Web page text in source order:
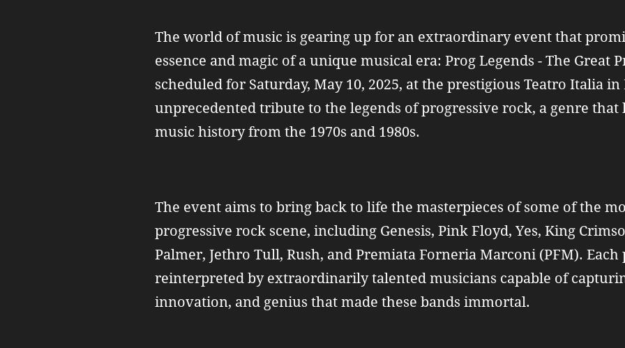
The world of music is gearing up for an extraordinary event that
essence and magic of a unique musical era: Prog Legends - The Great
scheduled for Saturday, May 10, 2025, at the prestigious Teatro Italia
unprecedented tribute to the legends of progressive rock, a genre that
music history from the 1970s and 1980s.
The event aims to bring back to life the masterpieces of some of the
progressive rock scene, including Genesis, Pink Floyd, Yes, King
Palmer, Jethro Tull, Rush, and Premiata Forneria Marconi (PFM). Each
reinterpreted by extraordinarily talented musicians capable of
innovation, and genius that made these bands immortal.